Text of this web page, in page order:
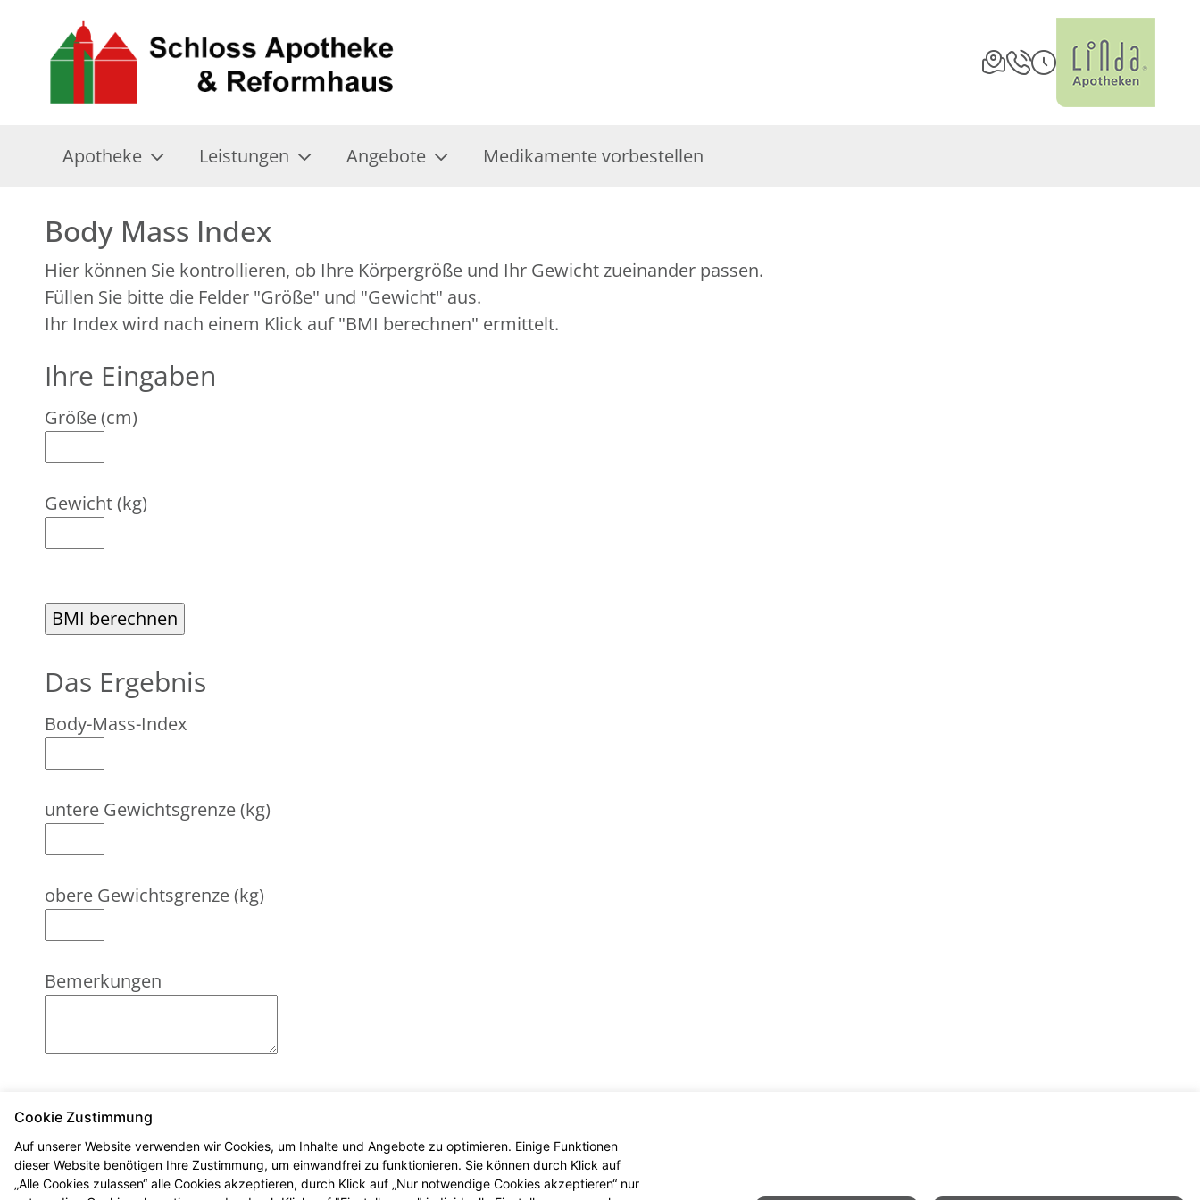
Apotheke Leistungen Angebote Medikamente vorbestellen
Body Mass Index
Hier können Sie kontrollieren, ob Ihre Körpergröße und Ihr Gewicht zueinander passen.
Füllen Sie bitte die Felder "Größe" und "Gewicht" aus.
Ihr Index wird nach einem Klick auf "BMI berechnen" ermittelt.
Ihre Eingaben
Größe (cm)
Gewicht (kg)
Das Ergebnis
Body-Mass-Index
untere Gewichtsgrenze (kg)
obere Gewichtsgrenze (kg)
Bemerkungen
Cookie Zustimmung
Auf unserer Website verwenden wir Cookies, um Inhalte und Angebote zu optimieren. Einige Funktionen
dieser Website benötigen Ihre Zustimmung, um einwandfrei zu funktionieren. Sie können durch Klick auf
„Alle Cookies zulassen“ alle Cookies akzeptieren, durch Klick auf „Nur notwendige Cookies akzeptieren“ nur